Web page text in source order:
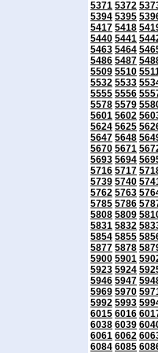
5371 5372
5394 5395
5417 5418
5440 5441
5463 5464
5486 5487
5509 5510
5532 5533
5555 5556
5578 5579
5601 5602
5624 5625
5647 5648
5670 5671
5693 5694
5716 5717
5739 5740
5762 5763
5785 5786
5808 5809
5831 5832
5854 5855
5877 5878
5900 5901
5923 5924
5946 5947
5969 5970
5992 5993
6015 6016
6038 6039
6061 6062
6084 6085